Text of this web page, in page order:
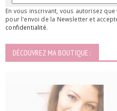
En vous inscrivant, vous autorisez
pour l'envoi de la Newsletter et
confidentialité.
DÉCOUVREZ MA BOUTIQUE :